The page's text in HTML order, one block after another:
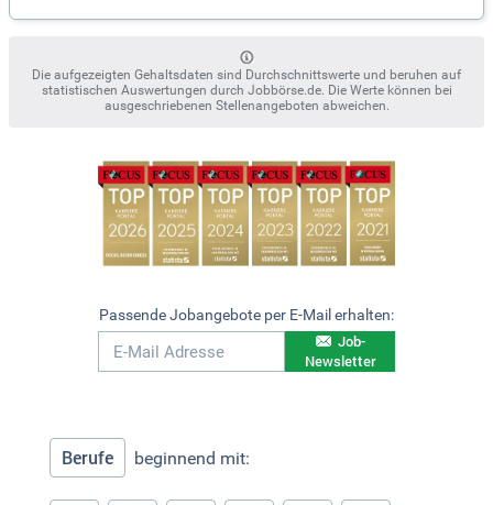
Die aufgezeigten Gehaltsdaten sind Durchschnittswerte und beruhen auf
statistischen Auswertungen durch Jobbörse.de. Die Werte können bei
ausgeschriebenen Stellenangeboten abweichen.
Passende Jobangebote per E-Mail erhalten:
Job-
Newsletter
Berufe beginnend mit: